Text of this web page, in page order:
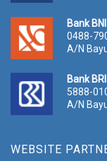
Bank BNI
0488-
A/N
Bank BRI
5888-
A/N
WEBSITE